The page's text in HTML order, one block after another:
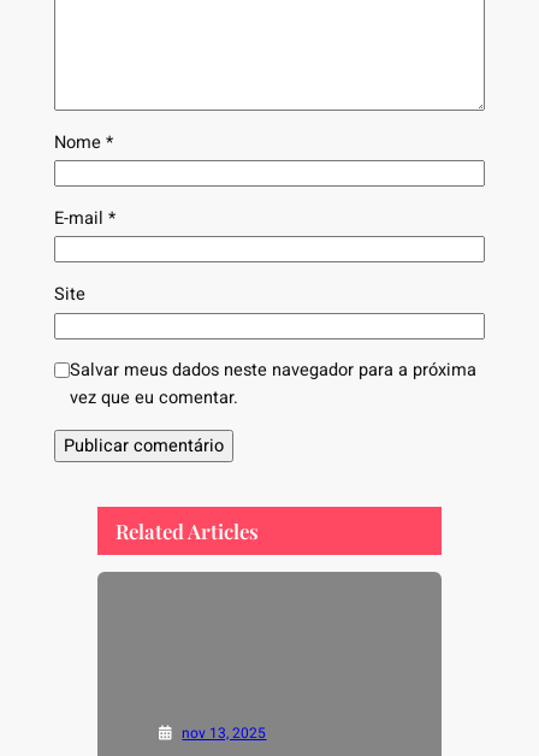
Nome*
E-mail *
Site
Salvar meus dados neste navegador para a próxima
vez que eu comentar.
Related Articles
nov 13, 2025